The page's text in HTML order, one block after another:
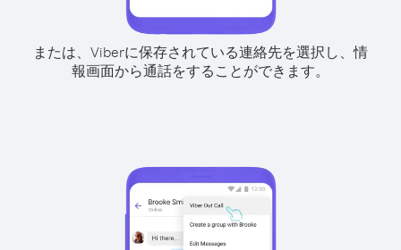
または、Viberに保存されている連絡先を選択し、情
報画面から通話をすることができます。